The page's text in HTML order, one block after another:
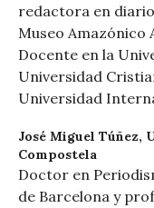
redactora en diario
Museo Amazónico
Docente en la
Universidad
Universidad
José Miguel Túñez,
Compostela
Doctor en
de Barcelona y